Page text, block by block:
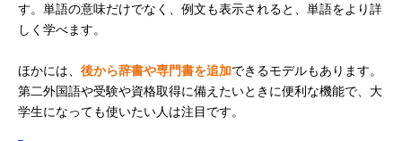
す。単語の意味だけでなく、例文も表示されると、単語をより詳
しく学べます。
ほかには、 後から辞書や専門書を追加できるモデルもあります。
第二外国語や受験や資格取得に備えたいときに便利な機能で、大
学生になっても使いたい人は注目です。